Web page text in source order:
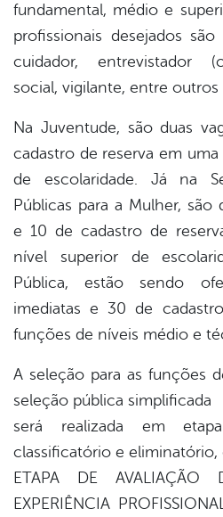
fundamental, médio e
profissionais desejados
cuidador, entrevistador
social, vigilante, entre outros
Na Juventude, são duas
cadastro de reserva em
de escolaridade. Já na
Públicas para a Mulher, são
e 10 de cadastro de
nível superior de
Pública, estão sendo
imediatas e 30 de
funções de níveis médio e
A seleção para as funções
seleção pública simplificada
será realizada em
classificatório e eliminatório,
ETAPA DE
EXPERIÊNCIA